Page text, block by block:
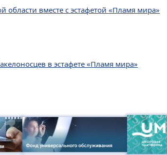
области вместе с эстафетой «Пламя мира»
в эстафете «Пламя мира»